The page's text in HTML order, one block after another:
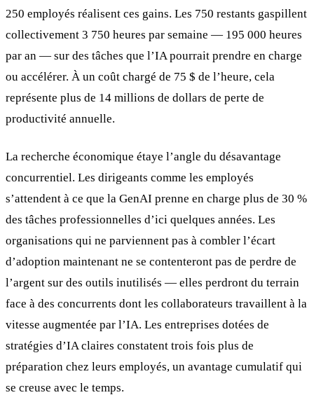
250 employés réalisent ces gains. Les 750 restants gaspillent
collectivement 3 750 heures par semaine — 195 000 heures
par an — sur des tâches que l’IA pourrait prendre en charge
ou accélérer. À un coût chargé de 75 $ de l’heure, cela
représente plus de 14 millions de dollars de perte de
productivité annuelle.
La recherche économique étaye l’angle du désavantage
concurrentiel. Les dirigeants comme les employés
s’attendent à ce que la GenAI prenne en charge plus de 30 %
des tâches professionnelles d’ici quelques années. Les
organisations qui ne parviennent pas à combler l’écart
d’adoption maintenant ne se contenteront pas de perdre de
l’argent sur des outils inutilisés — elles perdront du terrain
face à des concurrents dont les collaborateurs travaillent à la
vitesse augmentée par l’IA. Les entreprises dotées de
stratégies d’IA claires constatent trois fois plus de
préparation chez leurs employés, un avantage cumulatif qui
se creuse avec le temps.